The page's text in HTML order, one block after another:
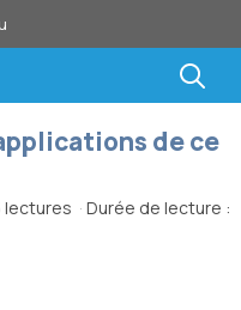
de ce
lectures · Durée de lecture :